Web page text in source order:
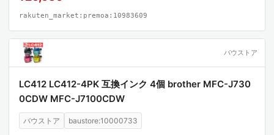
rakuten_market:premoa:10983609
バウストア
LC412 LC412-4PK 互換インク 4個 brother MFC-J730
0CDW MFC-J7100CDW
バウストア baustore:10000733